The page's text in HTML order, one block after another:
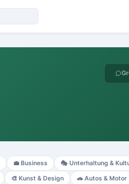
💼 Business 🎭 Unterhaltung &
🎨 Kunst & Design 🚗 Autos & Motor